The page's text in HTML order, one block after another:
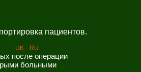
пациентов.
UK RU
после операции
больными